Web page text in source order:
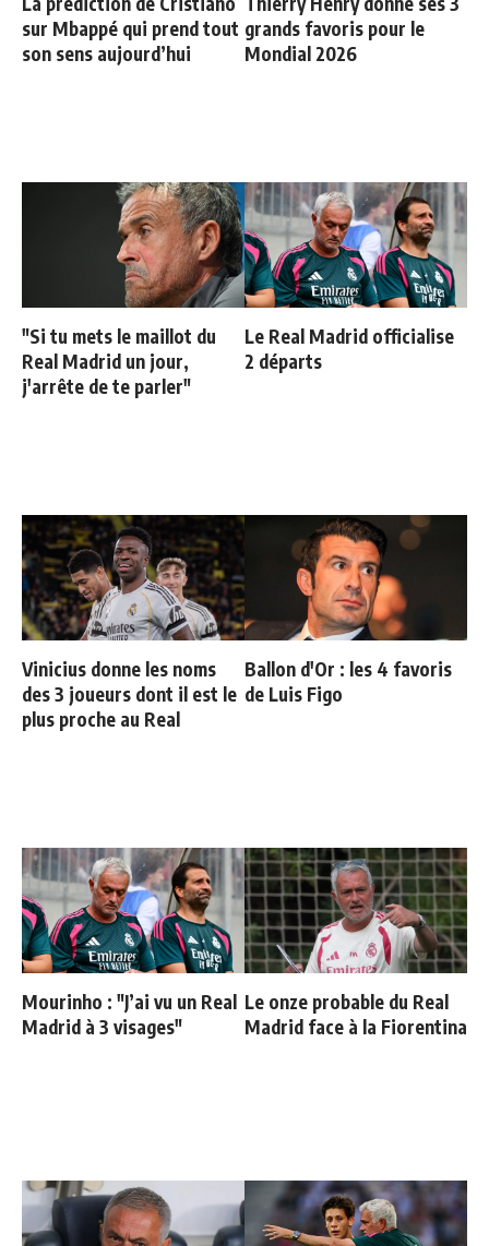
sur Mbappé qui prend tout
son sens aujourd’hui
grands favoris pour le
Mondial 2026
"Si tu mets le maillot du
Real Madrid un jour,
j'arrête de te parler"
Le Real Madrid officialise
2 départs
Vinicius donne les noms
des 3 joueurs dont il est le
plus proche au Real
Ballon d'Or : les 4 favoris
de Luis Figo
Mourinho : "J’ai vu un Real
Madrid à 3 visages"
Le onze probable du Real
Madrid face à la Fiorentina